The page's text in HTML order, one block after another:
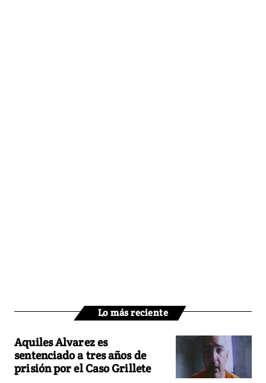
Lo más reciente
Aquiles Alvarez es
sentenciado a tres años de
prisión por el Caso Grillete